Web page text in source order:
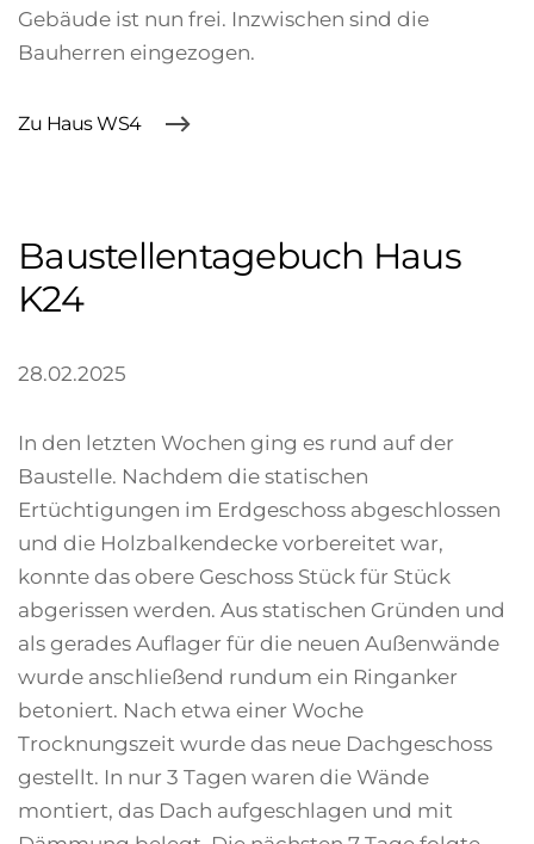
Gebäude ist nun frei. Inzwischen sind die
Bauherren eingezogen.
Zu Haus WS4
Baustellentagebuch Haus
K24
28.02.2025
In den letzten Wochen ging es rund auf der
Baustelle. Nachdem die statischen
Ertüchtigungen im Erdgeschoss abgeschlossen
und die Holzbalkendecke vorbereitet war,
konnte das obere Geschoss Stück für Stück
abgerissen werden. Aus statischen Gründen und
als gerades Auflager für die neuen Außenwände
wurde anschließend rundum ein Ringanker
betoniert. Nach etwa einer Woche
Trocknungszeit wurde das neue Dachgeschoss
gestellt. In nur 3 Tagen waren die Wände
montiert, das Dach aufgeschlagen und mit